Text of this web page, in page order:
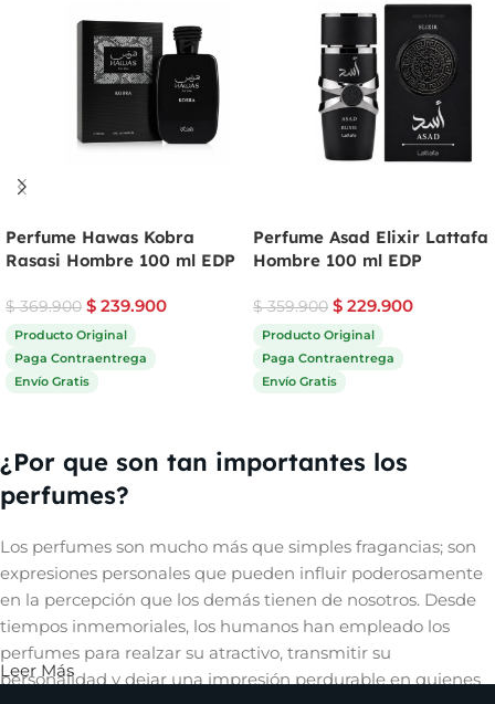
Perfume Hawas Kobra
Rasasi Hombre 100 ml EDP
$369.900 $ 239.900
Producto Original
Paga Contraentrega
Envío Gratis
Perfume Asad Elixir Lattafa
Hombre 100 ml EDP
$359.900 $ 229.900
Producto Original
Paga Contraentrega
Envío Gratis
¿Por que son tan importantes los
perfumes?
Los perfumes son mucho más que simples fragancias; son
expresiones personales que pueden influir poderosamente
en la percepción que los demás tienen de nosotros. Desde
tiempos inmemoriales, los humanos han empleado los
perfumes para realzar su atractivo, transmitir su
personalidad y dejar una impresión perdurable en quienes
Leer Más